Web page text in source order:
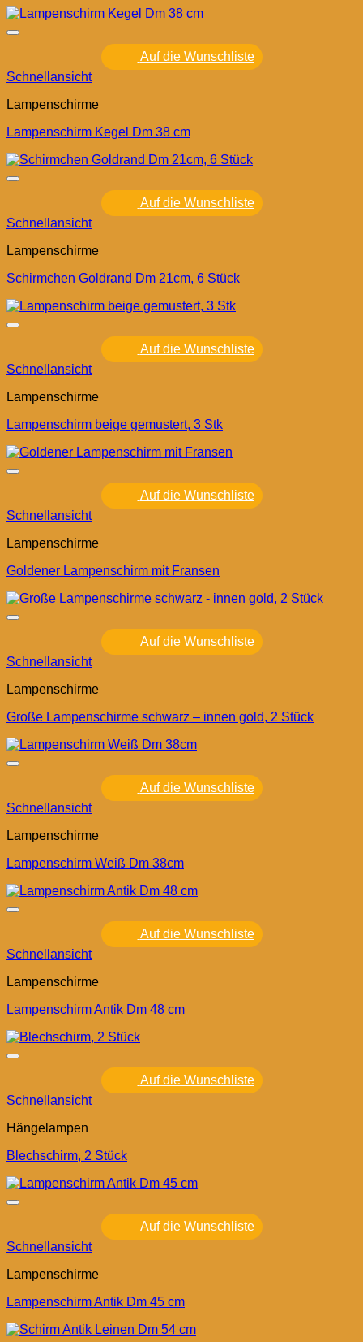
Auf die Wunschliste
Schnellansicht
Lampenschirme
Lampenschirm Kegel Dm 38 cm
Auf die Wunschliste
Schnellansicht
Lampenschirme
Schirmchen Goldrand Dm 21cm, 6 Stück
Auf die Wunschliste
Schnellansicht
Lampenschirme
Lampenschirm beige gemustert, 3 Stk
Auf die Wunschliste
Schnellansicht
Lampenschirme
Goldener Lampenschirm mit Fransen
Auf die Wunschliste
Schnellansicht
Lampenschirme
Große Lampenschirme schwarz – innen gold, 2 Stück
Auf die Wunschliste
Schnellansicht
Lampenschirme
Lampenschirm Weiß Dm 38cm
Auf die Wunschliste
Schnellansicht
Lampenschirme
Lampenschirm Antik Dm 48 cm
Auf die Wunschliste
Schnellansicht
Hängelampen
Blechschirm, 2 Stück
Auf die Wunschliste
Schnellansicht
Lampenschirme
Lampenschirm Antik Dm 45 cm